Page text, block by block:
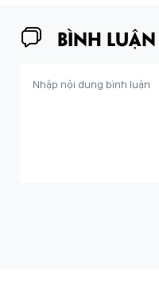
BÌNH LUẬN